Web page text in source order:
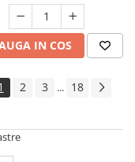
IN COS
2 3 ... 18